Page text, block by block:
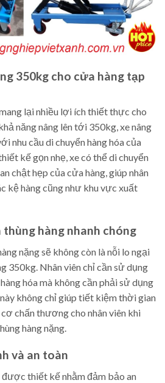
350kg cho cửa hàng tạp
lại nhiều lợi ích thiết thực cho
năng nâng lên tới 350kg, xe nâng
nhu cầu di chuyển hàng hóa của
kế gọn nhẹ, xe có thể di chuyển
chật hẹp của cửa hàng, giúp nhân
kệ hàng cũng như khu vực xuất
hàng nhanh chóng
nặng sẽ không còn là nỗi lo ngại
350kg. Nhân viên chỉ cần sử dụng
hóa mà không cần phải sử dụng
không chỉ giúp tiết kiệm thời gian
chấn thương cho nhân viên khi
hàng nặng.
và an toàn
thiết kế nhằm đảm bảo an